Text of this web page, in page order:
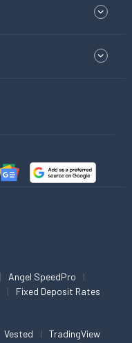
Angel SpeedPro
Fixed Deposit Rates
Vested TradingView